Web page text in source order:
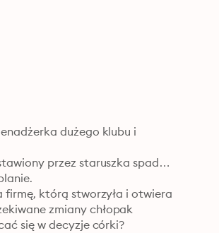
dużego klubu i
przez staruszka spadek
firmę, którą stworzyła i otwiera
zmiany chłopak
się w decyzje córki?